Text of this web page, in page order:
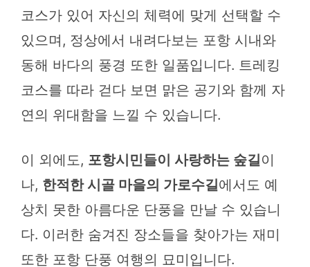
코스가 있어 자신의 체력에 맞게 선택할 수
있으며, 정상에서 내려다보는 포항 시내와
동해 바다의 풍경 또한 일품입니다. 트레킹
코스를 따라 걷다 보면 맑은 공기와 함께 자
연의 위대함을 느낄 수 있습니다.
이 외에도, 포항시민들이 사랑하는 숲길이
나, 한적한 시골 마을의 가로수길에서도 예
상치 못한 아름다운 단풍을 만날 수 있습니
다. 이러한 숨겨진 장소들을 찾아가는 재미
또한 포항 단풍 여행의 묘미입니다.